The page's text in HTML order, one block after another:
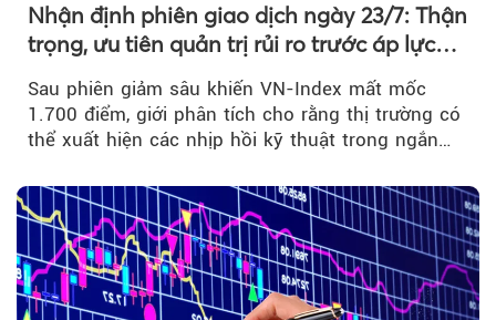
Nhận định phiên giao dịch ngày 23/7: Thận
trọng, ưu tiên quản trị rủi ro trước áp lực
Sau phiên giảm sâu khiến VN-Index mất mốc
1.700 điểm, giới phân tích cho rằng thị trường có
thể xuất hiện các nhịp hồi kỹ thuật trong ngắn